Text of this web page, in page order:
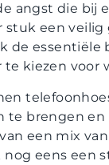
angst die bij
stuk een
de essentiële
te kiezen voor
te brengen
een mix
nog eens een